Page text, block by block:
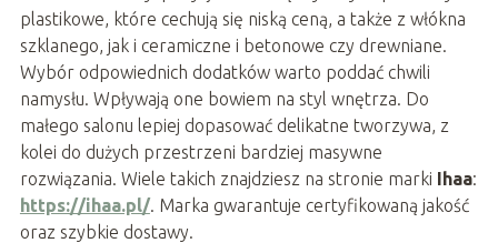
plastikowe, które cechują się niską ceną, a także z włókna
szklanego, jak i ceramiczne i betonowe czy drewniane.
Wybór odpowiednich dodatków warto poddać chwili
namysłu. Wpływają one bowiem na styl wnętrza. Do
małego salonu lepiej dopasować delikatne tworzywa, z
kolei do dużych przestrzeni bardziej masywne
rozwiązania. Wiele takich znajdziesz na stronie marki Ihaa:
https://ihaa.pl/. Marka gwarantuje certyfikowaną jakość
oraz szybkie dostawy.